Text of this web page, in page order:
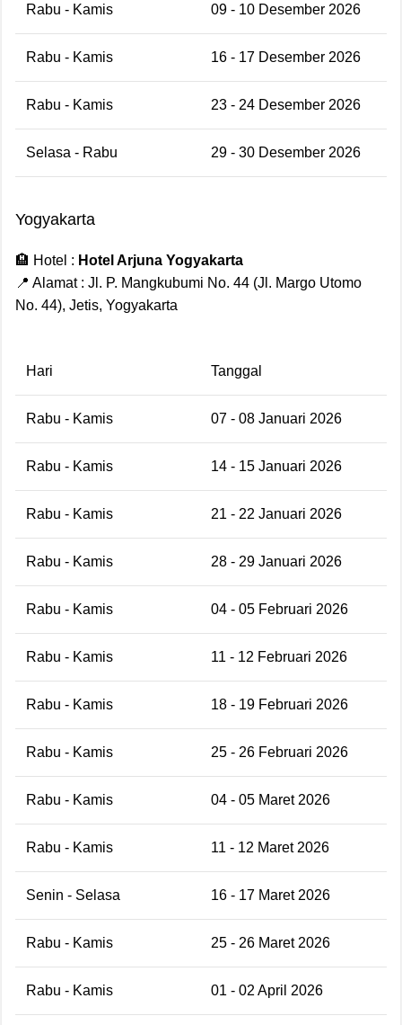
Rabu - Kamis 09 - 10 Desember 2026
Rabu - Kamis 16 - 17 Desember 2026
Rabu - Kamis 23 - 24 Desember 2026
Selasa - Rabu 29 - 30 Desember 2026
Yogyakarta
🏨 Hotel : Hotel Arjuna Yogyakarta
📍 Alamat : Jl. P. Mangkubumi No. 44 (Jl. Margo Utomo
No. 44), Jetis, Yogyakarta
Hari Tanggal
Rabu - Kamis 07 - 08 Januari 2026
Rabu - Kamis 14 - 15 Januari 2026
Rabu - Kamis 21 - 22 Januari 2026
Rabu - Kamis 28 - 29 Januari 2026
Rabu - Kamis 04 - 05 Februari 2026
Rabu - Kamis 11 - 12 Februari 2026
Rabu - Kamis 18 - 19 Februari 2026
Rabu - Kamis 25 - 26 Februari 2026
Rabu - Kamis 04 - 05 Maret 2026
Rabu - Kamis 11 - 12 Maret 2026
Senin - Selasa 16 - 17 Maret 2026
Rabu - Kamis 25 - 26 Maret 2026
Rabu - Kamis 01 - 02 April 2026